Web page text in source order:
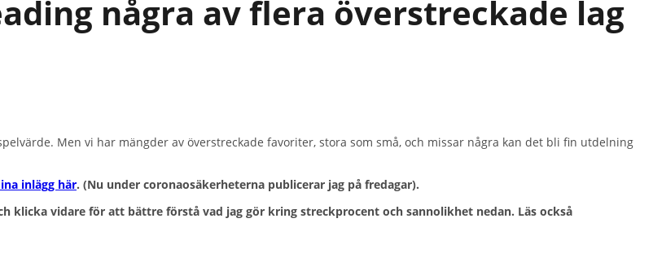
några av flera överstreckade lag
Men vi har mängder av överstreckade favoriter, stora som små, och missar några kan det bli fin utdelning
inlägg här. (Nu under coronaosäkerheterna publicerar jag på fredagar).
klicka vidare för att bättre förstå vad jag gör kring streckprocent och sannolikhet nedan. Läs också